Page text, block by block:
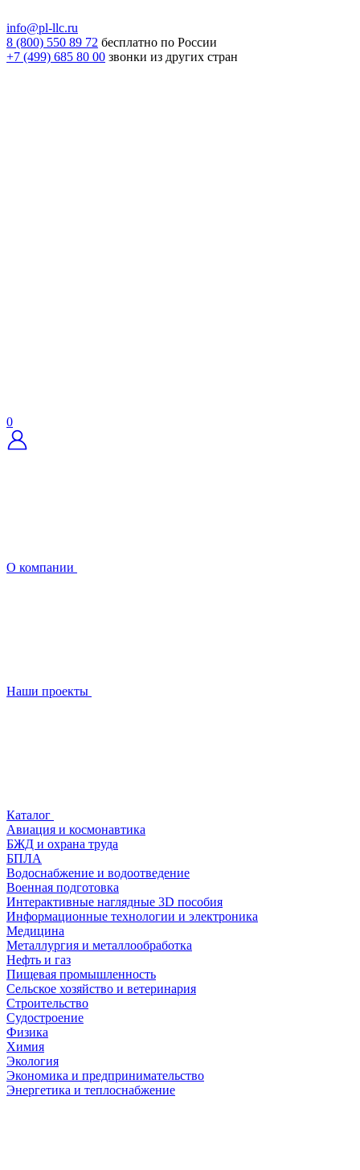
info@pl-llc.ru
8 (800) 550 89 72 бесплатно по России
+7 (499) 685 80 00 звонки из других стран
0
О компании
Наши проекты
Каталог
Авиация и космонавтика
БЖД и охрана труда
БПЛА
Водоснабжение и водоотведение
Военная подготовка
Интерактивные наглядные 3D пособия
Информационные технологии и электроника
Медицина
Металлургия и металлообработка
Нефть и газ
Пищевая промышленность
Сельское хозяйство и ветеринария
Строительство
Судостроение
Физика
Химия
Экология
Экономика и предпринимательство
Энергетика и теплоснабжение